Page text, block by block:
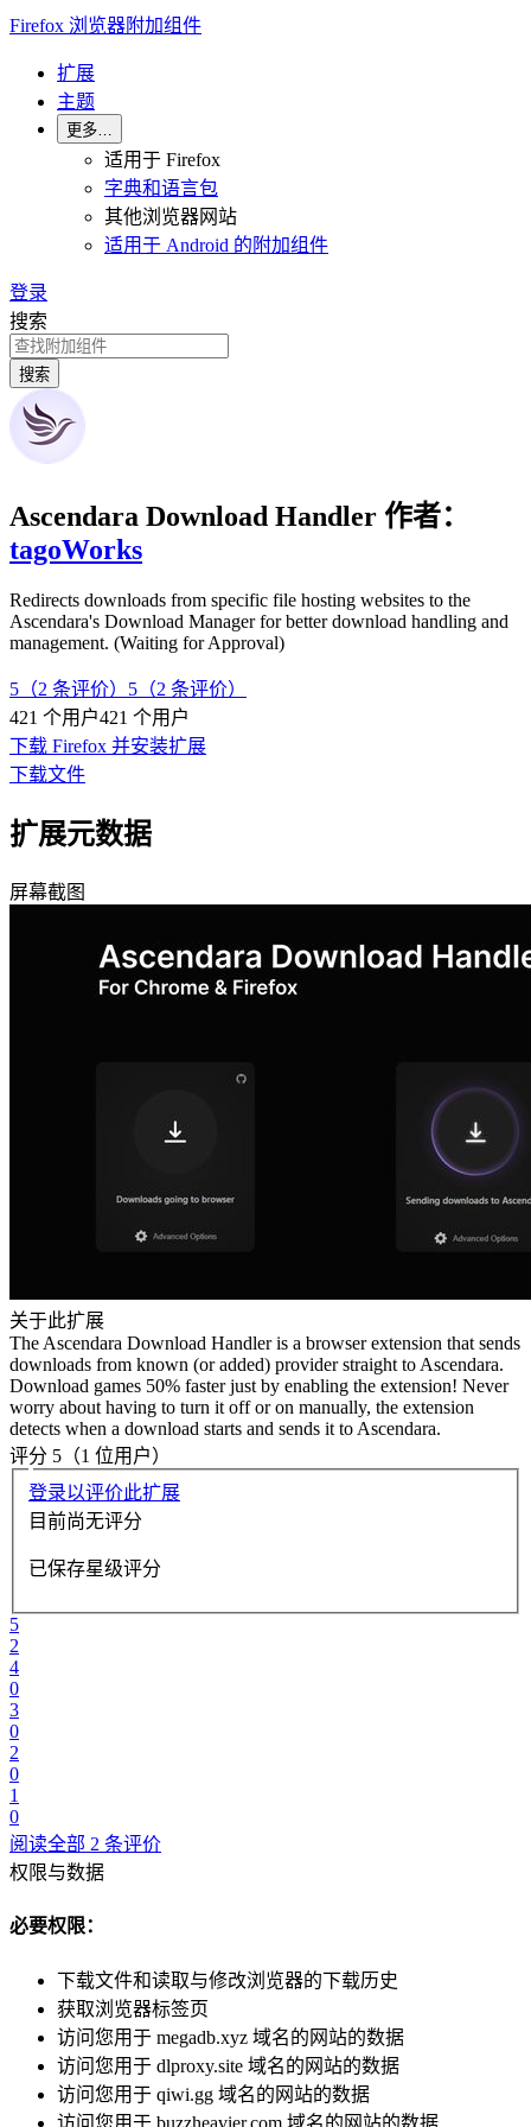
Firefox 浏览器附加组件
扩展
主题
更多…
适用于 Firefox
字典和语言包
其他浏览器网站
适用于 Android 的附加组件
登录
搜索
搜索
Ascendara Download Handler 作者：
tagoWorks
Redirects downloads from specific file hosting websites to the
Ascendara's Download Manager for better download handling and
management. (Waiting for Approval)
5（2 条评价） 5（2 条评价）
421 个用户421 个用户
下载 Firefox 并安装扩展
下载文件
扩展元数据
屏幕截图
关于此扩展
The Ascendara Download Handler is a browser extension that sends
downloads from known (or added) provider straight to Ascendara.
Download games 50% faster just by enabling the extension! Never
worry about having to turn it off or on manually, the extension
detects when a download starts and sends it to Ascendara.
评分 5（1 位用户）
登录以评价此扩展
目前尚无评分
已保存星级评分
5
2
4
0
3
0
2
0
1
0
阅读全部 2 条评价
权限与数据
必要权限：
下载文件和读取与修改浏览器的下载历史
获取浏览器标签页
访问您用于 megadb.xyz 域名的网站的数据
访问您用于 dlproxy.site 域名的网站的数据
访问您用于 qiwi.gg 域名的网站的数据
访问您用于 buzzheavier.com 域名的网站的数据